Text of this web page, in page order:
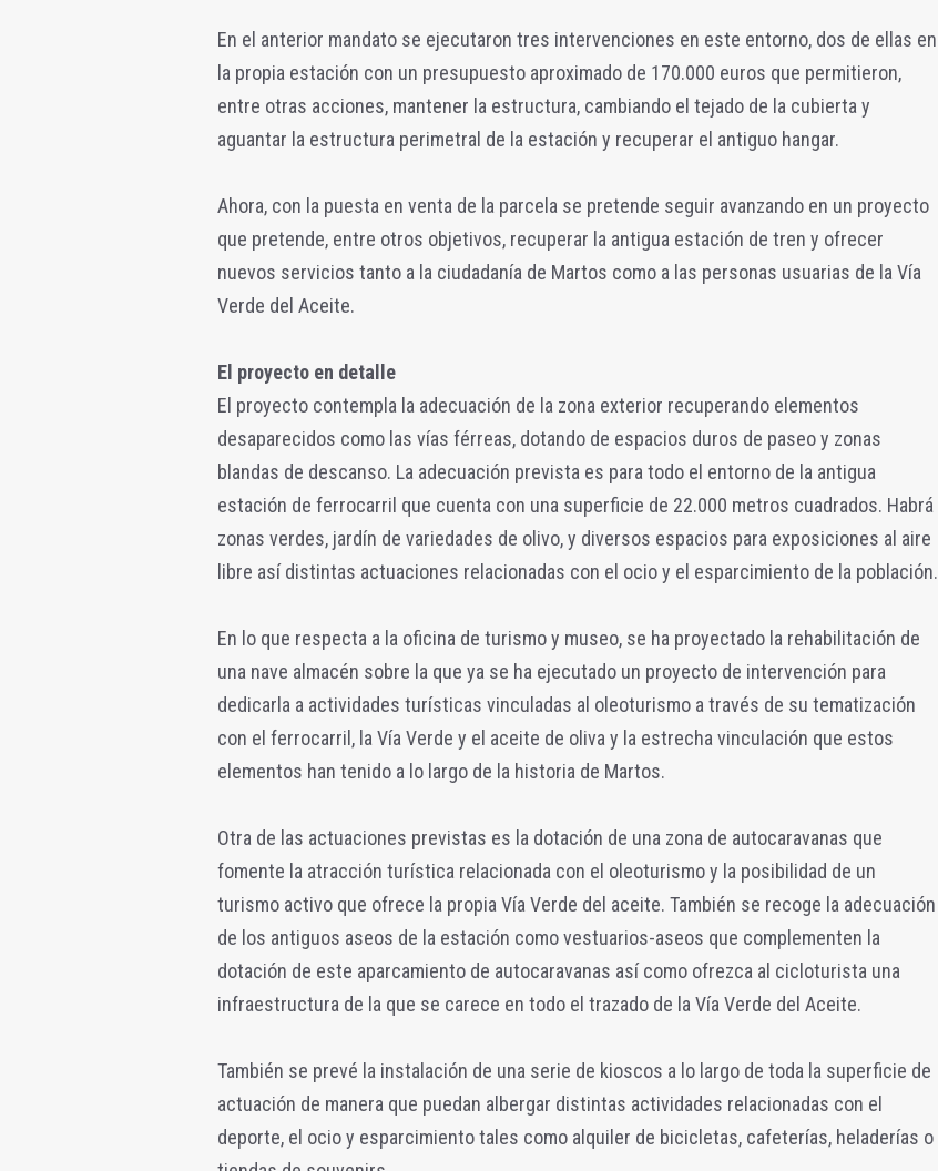
En el anterior mandato se ejecutaron tres intervenciones en este entorno, dos de ellas en
la propia estación con un presupuesto aproximado de 170.000 euros que permitieron,
entre otras acciones, mantener la estructura, cambiando el tejado de la cubierta y
aguantar la estructura perimetral de la estación y recuperar el antiguo hangar.
Ahora, con la puesta en venta de la parcela se pretende seguir avanzando en un proyecto
que pretende, entre otros objetivos, recuperar la antigua estación de tren y ofrecer
nuevos servicios tanto a la ciudadanía de Martos como a las personas usuarias de la Vía
Verde del Aceite.
El proyecto en detalle
El proyecto contempla la adecuación de la zona exterior recuperando elementos
desaparecidos como las vías férreas, dotando de espacios duros de paseo y zonas
blandas de descanso. La adecuación prevista es para todo el entorno de la antigua
estación de ferrocarril que cuenta con una superficie de 22.000 metros cuadrados. Habrá
zonas verdes, jardín de variedades de olivo, y diversos espacios para exposiciones al aire
libre así distintas actuaciones relacionadas con el ocio y el esparcimiento de la población.
En lo que respecta a la oficina de turismo y museo, se ha proyectado la rehabilitación de
una nave almacén sobre la que ya se ha ejecutado un proyecto de intervención para
dedicarla a actividades turísticas vinculadas al oleoturismo a través de su tematización
con el ferrocarril, la Vía Verde y el aceite de oliva y la estrecha vinculación que estos
elementos han tenido a lo largo de la historia de Martos.
Otra de las actuaciones previstas es la dotación de una zona de autocaravanas que
fomente la atracción turística relacionada con el oleoturismo y la posibilidad de un
turismo activo que ofrece la propia Vía Verde del aceite. También se recoge la adecuación
de los antiguos aseos de la estación como vestuarios-aseos que complementen la
dotación de este aparcamiento de autocaravanas así como ofrezca al cicloturista una
infraestructura de la que se carece en todo el trazado de la Vía Verde del Aceite.
También se prevé la instalación de una serie de kioscos a lo largo de toda la superficie de
actuación de manera que puedan albergar distintas actividades relacionadas con el
deporte, el ocio y esparcimiento tales como alquiler de bicicletas, cafeterías, heladerías o